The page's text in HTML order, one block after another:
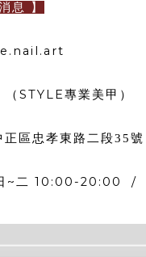
息 】
（ STYLE專業美甲）
正區忠孝東路二段35號
~二 10:00-20:00 /